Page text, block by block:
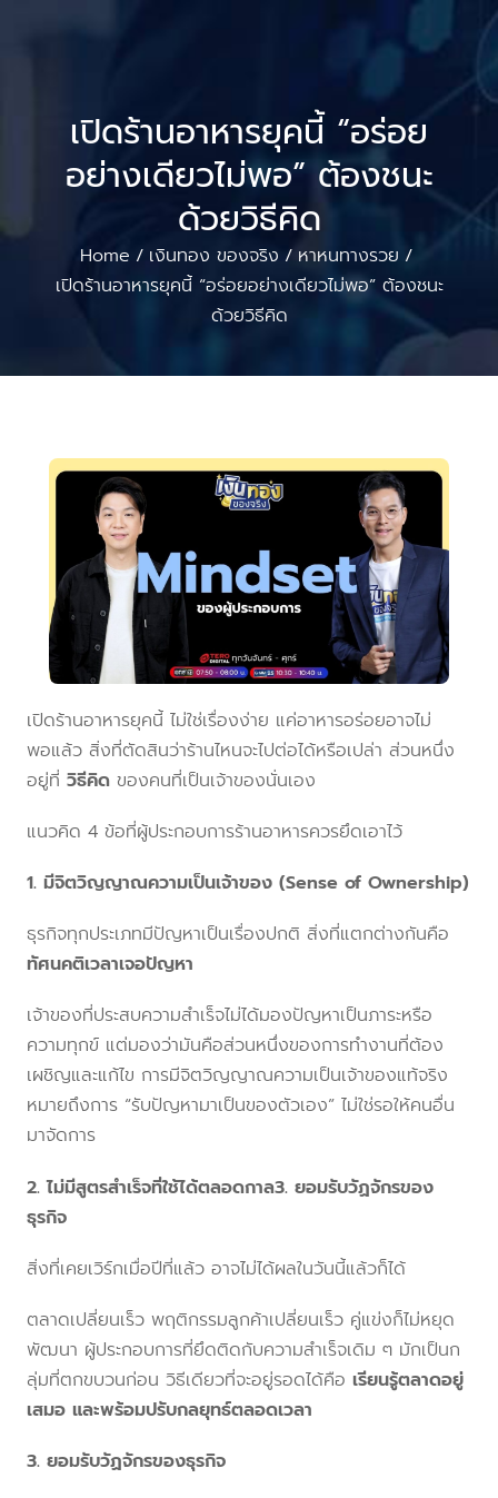
เปิดร้านอาหารยุคนี้ “อร่อย
อย่างเดียวไม่พอ” ต้องชนะ
ด้วยวิธีคิด
Home / เงินทอง ของจริง / หาหนทางรวย /
เปิดร้านอาหารยุคนี้ “อร่อยอย่างเดียวไม่พอ” ต้องชนะ
ด้วยวิธีคิด
เปิดร้านอาหารยุคนี้ ไม่ใช่เรื่องง่าย แค่อาหารอร่อยอาจไม่
พอแล้ว สิ่งที่ตัดสินว่าร้านไหนจะไปต่อได้หรือเปล่า ส่วนหนึ่ง
อยู่ที่ วิธีคิด ของคนที่เป็นเจ้าของนั่นเอง
แนวคิด 4 ข้อที่ผู้ประกอบการร้านอาหารควรยึดเอาไว้
1. มีจิตวิญญาณความเป็นเจ้าของ (Sense of Ownership)
ธุรกิจทุกประเภทมีปัญหาเป็นเรื่องปกติ สิ่งที่แตกต่างกันคือ
ทัศนคติเวลาเจอปัญหา
เจ้าของที่ประสบความสำเร็จไม่ได้มองปัญหาเป็นภาระหรือ
ความทุกข์ แต่มองว่ามันคือส่วนหนึ่งของการทำงานที่ต้อง
เผชิญและแก้ไข การมีจิตวิญญาณความเป็นเจ้าของแท้จริง
หมายถึงการ “รับปัญหามาเป็นของตัวเอง” ไม่ใช่รอให้คนอื่น
มาจัดการ
2. ไม่มีสูตรสำเร็จที่ใช้ได้ตลอดกาล3. ยอมรับวัฏจักรของ
ธุรกิจ
สิ่งที่เคยเวิร์กเมื่อปีที่แล้ว อาจไม่ได้ผลในวันนี้แล้วก็ได้
ตลาดเปลี่ยนเร็ว พฤติกรรมลูกค้าเปลี่ยนเร็ว คู่แข่งก็ไม่หยุด
พัฒนา ผู้ประกอบการที่ยึดติดกับความสำเร็จเดิม ๆ มักเป็นก
ลุ่มที่ตกขบวนก่อน วิธีเดียวที่จะอยู่รอดได้คือ เรียนรู้ตลาดอยู่
เสมอ และพร้อมปรับกลยุทธ์ตลอดเวลา
3. ยอมรับวัฏจักรของธุรกิจ